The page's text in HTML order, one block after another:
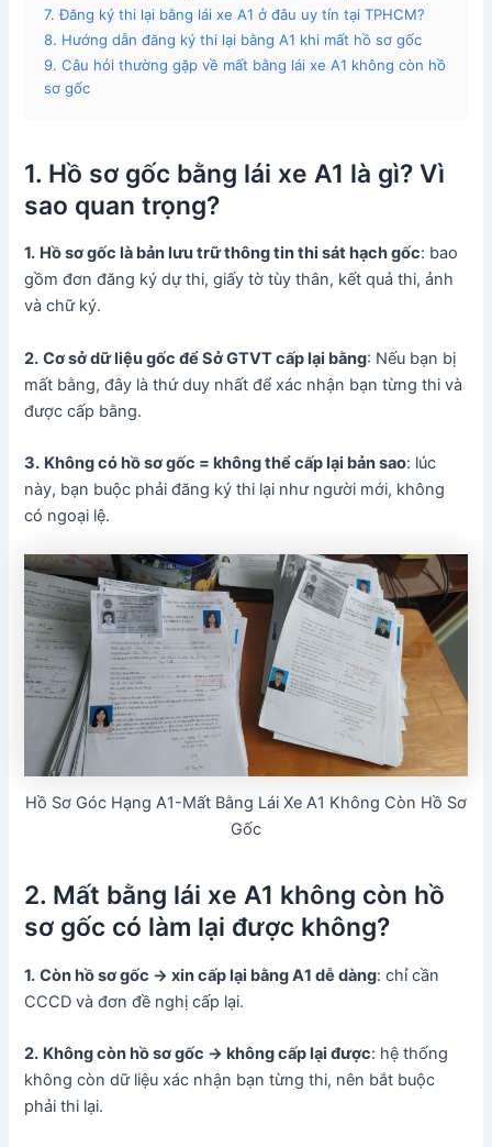
7. Đăng ký thi lại bằng lái xe A1 ở đâu uy tín tại TPHCM?
8. Hướng dẫn đăng ký thi lại bằng A1 khi mất hồ sơ gốc
9. Câu hỏi thường gặp về mất bằng lái xe A1 không còn hồ
sơ gốc
1. Hồ sơ gốc bằng lái xe A1 là gì? Vì
sao quan trọng?
1. Hồ sơ gốc là bản lưu trữ thông tin thi sát hạch gốc: bao
gồm đơn đăng ký dự thi, giấy tờ tùy thân, kết quả thi, ảnh
và chữ ký.
2. Cơ sở dữ liệu gốc để Sở GTVT cấp lại bằng: Nếu bạn bị
mất bằng, đây là thứ duy nhất để xác nhận bạn từng thi và
được cấp bằng.
3. Không có hồ sơ gốc = không thể cấp lại bản sao: lúc
này, bạn buộc phải đăng ký thi lại như người mới, không
có ngoại lệ.
Hồ Sơ Góc Hạng A1-Mất Bằng Lái Xe A1 Không Còn Hồ Sơ
Gốc
2. Mất bằng lái xe A1 không còn hồ
sơ gốc có làm lại được không?
1. Còn hồ sơ gốc → xin cấp lại bằng A1 dễ dàng: chỉ cần
CCCD và đơn đề nghị cấp lại.
2. Không còn hồ sơ gốc → không cấp lại được: hệ thống
không còn dữ liệu xác nhận bạn từng thi, nên bắt buộc
phải thi lại.